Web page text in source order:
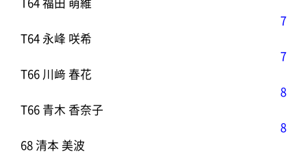
7
T64 永峰 咲希
7
T66 川﨑 春花
8
T66 青木 香奈子
8
68 清本 美波